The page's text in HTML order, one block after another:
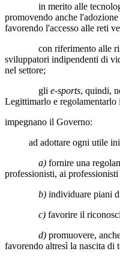
in merito alle
promovendo anche
favorendo l'accesso alle reti
con riferimento alle
sviluppatori indipendenti di
nel settore;
gli e-sports, quindi,
Legittimarlo e regolamentarlo
impegnano il Governo:
ad adottare ogni utile
a) fornire una
professionisti, ai
b) individuare piani
c) favorire il
d) promuovere,
favorendo altresì la nascita di